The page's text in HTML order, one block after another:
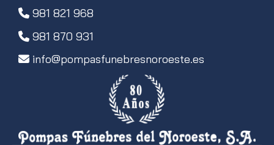
981 821 968
981 870 931
info
pompasfunebresnoroeste.es